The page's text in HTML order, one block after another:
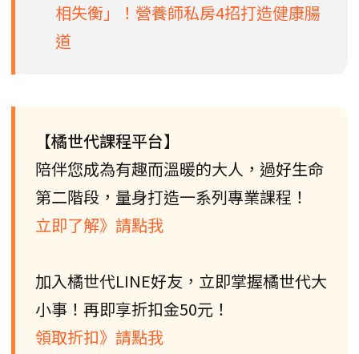
相失衡」！營養師私房4招打造健康腸
道
【橘世代課程平台】
陪伴您成為有趣而溫暖的大人，過好生命
第二階段，量身打造一系列專業課程！
立即了解》請點我
加入橘世代LINE好友，立即掌握橘世代大
小事！再即享折扣金50元！
領取折扣》請點我